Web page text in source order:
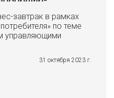
завтрак в рамках
по теме
управляющими
31 октября 2023 г.